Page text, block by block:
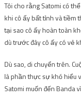
Tôi cho rằng Satomi có
khi cô ấy bất tỉnh và tiềm
tại sao cô ấy hoàn toàn
dù trước đây cô ấy có vẻ
Dù sao, di chuyển trên.
là phần thực sự khó hiểu
Satomi muốn đến Banda